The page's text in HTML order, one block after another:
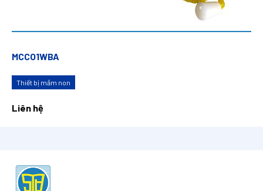
MCCO1WBA
Thiết bị mầm non
Liên hệ